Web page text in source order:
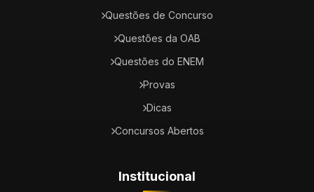
Questões de Concurso
Questões da OAB
Questões do ENEM
Provas
Dicas
Concursos Abertos
Institucional